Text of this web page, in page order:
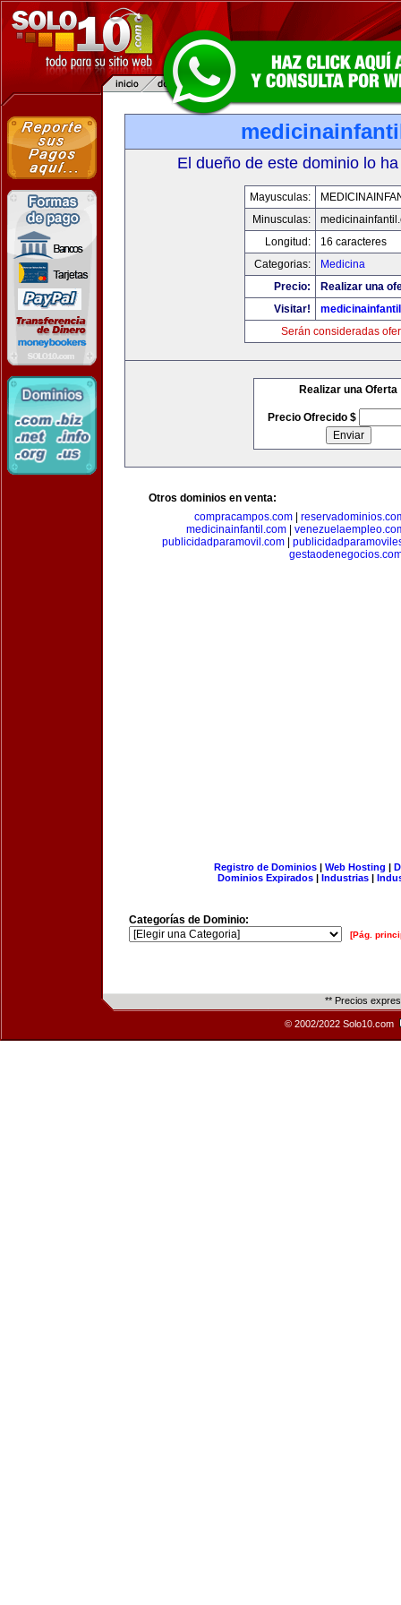
El dueño de este dominio lo
Mayusculas:
Minusculas:
Longitud:
16 caracteres
Categorias:
Medicina
Precio:
Realizar una
Visitar!
Serán consideradas
Realizar una Oferta
Precio Ofrecido $
Otros dominios en venta:
compracampos.com
medicinainfantil.com|
publicidadparamovil.com
Registro de Dominios| Web Hosting |
Dominios Expirados | Industrias |
Categorías de Dominio:
[Pág.
** Precios
© 2002/2022 Solo10.com